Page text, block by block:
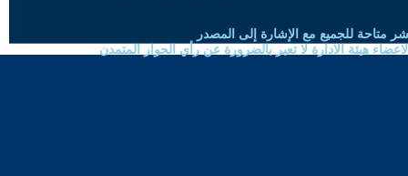
متاحة للجميع مع الإشارة إلى المصدر
هيئة الادارة لا تعبر بالضرورة عن رأي الحوار المتمدن